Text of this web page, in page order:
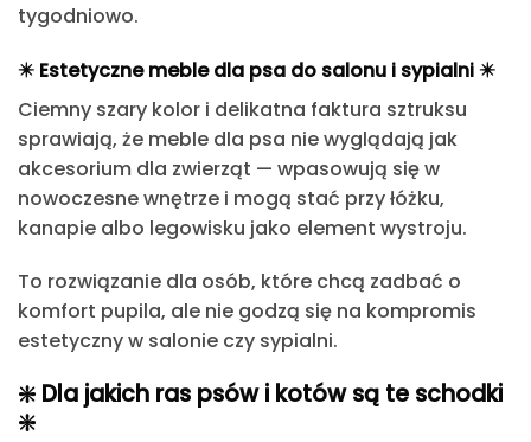
tygodniowo.
✴️ Estetyczne meble dla psa do salonu i sypialni✴️
Ciemny szary kolor i delikatna faktura sztruksu
sprawiają, że meble dla psa nie wyglądają jak
akcesorium dla zwierząt — wpasowują się w
nowoczesne wnętrze i mogą stać przy łóżku,
kanapie albo legowisku jako element wystroju.
To rozwiązanie dla osób, które chcą zadbać o
komfort pupila, ale nie godzą się na kompromis
estetyczny w salonie czy sypialni.
❇️ Dla jakich ras psów i kotów są te schodki
❇️